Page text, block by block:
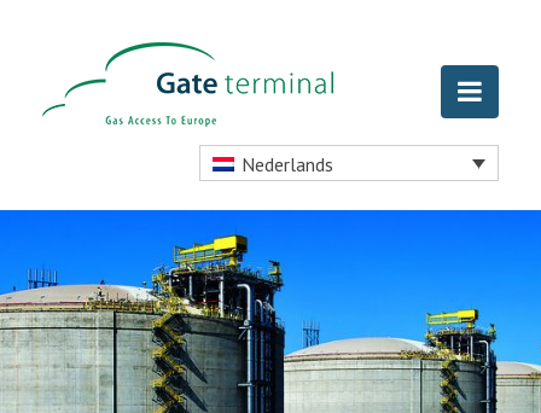
Nederlands